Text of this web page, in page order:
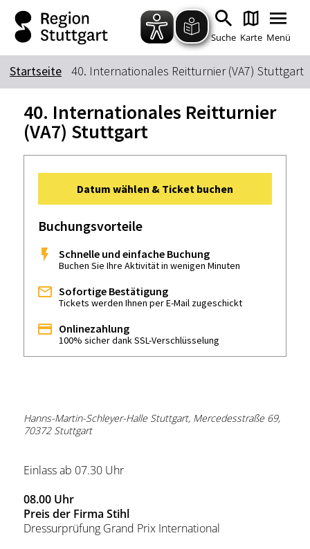
Zum Hauptinhalt springen
Zur Suche springen
Zur Hauptnavigation
Zum Footer springen
Suche Karte Menü
Suchbegriff
Stadtführungen
Tickets
Citytour
Übernachtung
Erlebnisse
Wein
Kultur
Feste & Highlights
Startseite 40. Internationales Reitturnier (VA7) Stuttgart
40. Internationales Reitturnier
(VA7) Stuttgart
Hanns-Martin-Schleyer-Halle Stuttgart, Mercedesstraße 69,
70372 Stuttgart
Einlass ab 07.30 Uhr
08.00 Uhr
Preis der Firma Stihl
Dressurprüfung Grand Prix International
Datum wählen & Ticket buchen
Buchungsvorteile
Schnelle und einfache Buchung
Buchen Sie Ihre Aktivität in wenigen Minuten
Sofortige Bestätigung
Tickets werden Ihnen per E-Mail zugeschickt
Onlinezahlung
100% sicher dank SSL-Verschlüsselung